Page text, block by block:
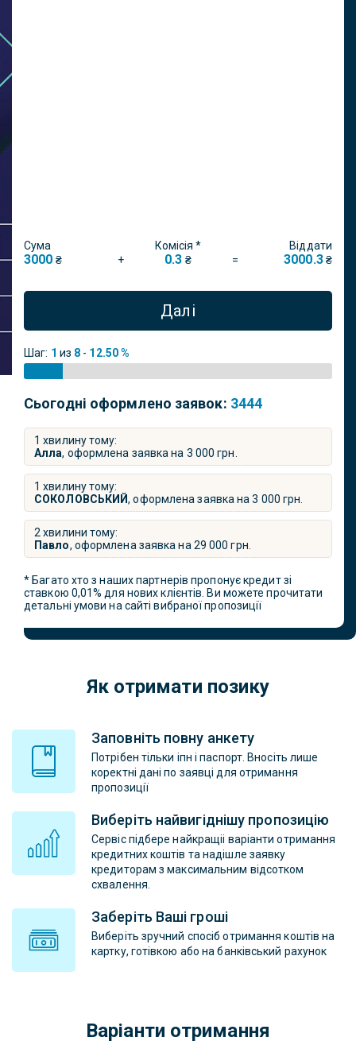
Сума Комісія * Віддати
3000 ₴ + 0.3 ₴ = 3000.3₴
Далі
Шаг: 1 из 8 - 12.50 %
Сьогодні оформлено заявок: 3444
1 хвилину тому:
Алла, оформлена заявка на 3 000 грн.
1 хвилину тому:
СОКОЛОВСЬКИЙ, оформлена заявка на3 000 грн.
2 хвилини тому:
Павло, оформлена заявка на 29 000 грн.
* Багато хто з наших партнерів пропонує кредит зі
ставкою 0,01% для нових клієнтів. Ви можете прочитати
детальні умови на сайті вибраної пропозиції
Як отримати позику
Заповніть повну анкету
Потрібен тільки іпн і паспорт. Вносіть лише
коректні дані по заявці для отримання
пропозиції
Виберіть найвигіднішу пропозицію
Сервіс підбере найкращіі варіанти отримання
кредитних коштів та надішле заявку
кредиторам з максимальним відсотком
схвалення.
Заберіть Ваші гроші
Виберіть зручний спосіб отримання коштів на
картку, готівкою або на банківський рахунок
Варіанти отримання